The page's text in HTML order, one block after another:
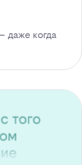
даже когда